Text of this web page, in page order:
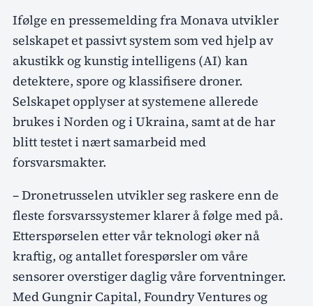
Ifølge en pressemelding fra Monava utvikler
selskapet et passivt system som ved hjelp av
akustikk og kunstig intelligens (AI) kan
detektere, spore og klassifisere droner.
Selskapet opplyser at systemene allerede
brukes i Norden og i Ukraina, samt at de har
blitt testet i nært samarbeid med
forsvarsmakter.
– Dronetrusselen utvikler seg raskere enn de
fleste forsvarssystemer klarer å følge med på.
Etterspørselen etter vår teknologi øker nå
kraftig, og antallet forespørsler om våre
sensorer overstiger daglig våre forventninger.
Med Gungnir Capital, Foundry Ventures og